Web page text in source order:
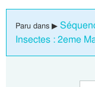
Paru dans ▶
Insectes : 2eme